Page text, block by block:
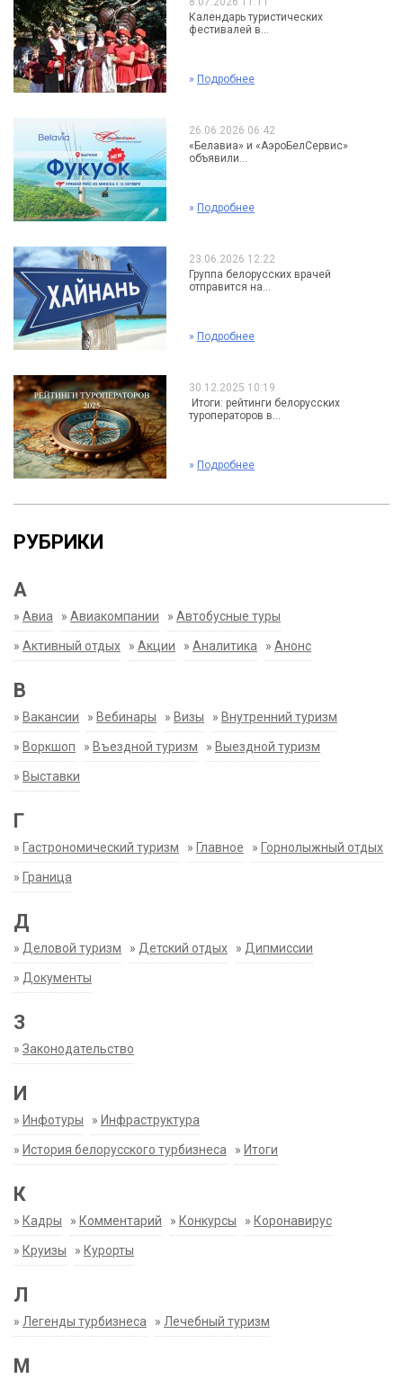
Календарь туристических
фестивалей в...
» Подробнее
26.06.2026 06:42
«Белавиа» и «АэроБелСервис»
объявили...
» Подробнее
23.06.2026 12:22
Группа белорусских врачей
отправится на...
» Подробнее
30.12.2025 10:19
Итоги: рейтинги белорусских
туроператоров в...
» Подробнее
РУБРИКИ
А
» Авиа » Авиакомпании » Автобусные туры
» Активный отдых » Акции » Аналитика » Анонс
В
» Вакансии » Вебинары » Визы » Внутренний туризм
» Воркшоп » Въездной туризм » Выездной туризм
» Выставки
Г
» Гастрономический туризм » Главное » Горнолыжный отдых
» Граница
Д
» Деловой туризм » Детский отдых » Дипмиссии
» Документы
З
» Законодательство
И
» Инфотуры » Инфраструктура
» История белорусского турбизнеса » Итоги
К
» Кадры » Комментарий » Конкурсы » Коронавирус
» Круизы » Курорты
Л
» Легенды турбизнеса » Лечебный туризм
М